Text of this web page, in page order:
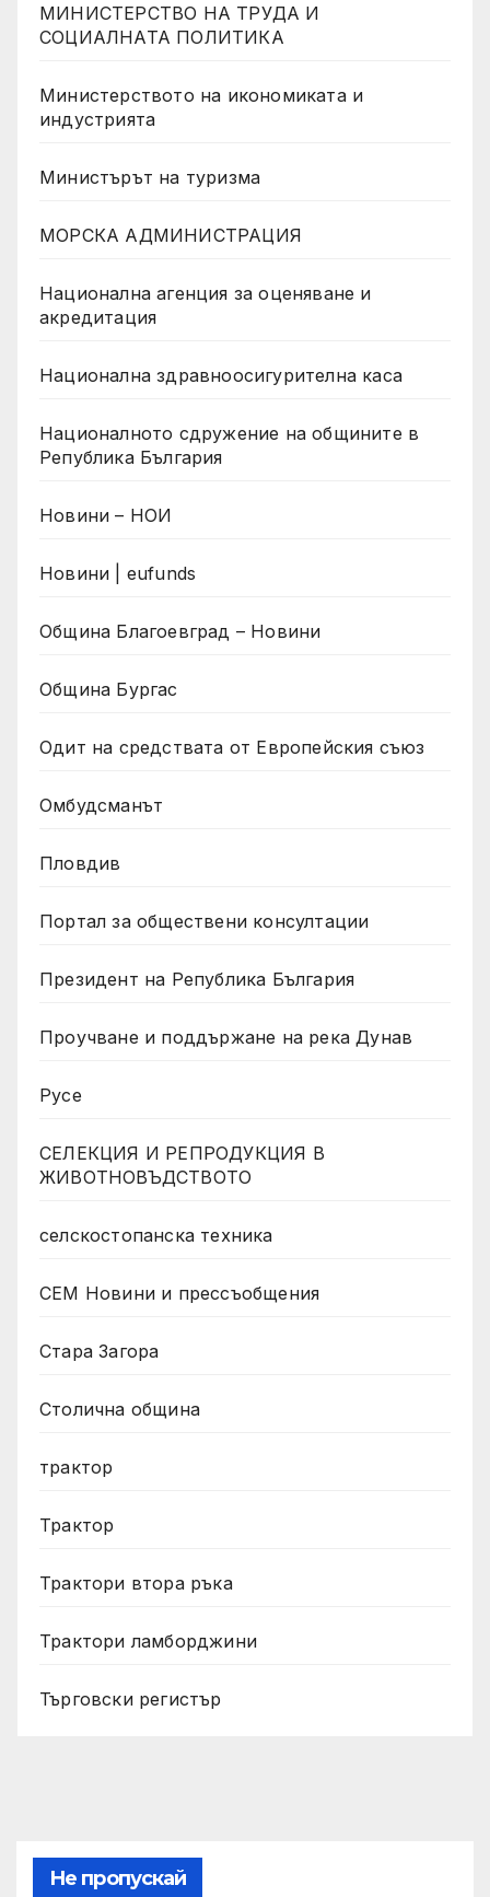
МИНИСТЕРСТВО НА ТРУДА И
СОЦИАЛНАТА ПОЛИТИКА
Министерството на икономиката и
индустрията
Министърът на туризма
МОРСКА АДМИНИСТРАЦИЯ
Национална агенция за оценяване и
акредитация
Национална здравноосигурителна каса
Националното сдружение на общините в
Република България
Новини – НОИ
Новини | eufunds
Община Благоевград – Новини
Община Бургас
Одит на средствата от Европейския съюз
Омбудсманът
Пловдив
Портал за обществени консултации
Президент на Република България
Проучване и поддържане на река Дунав
Русе
СЕЛЕКЦИЯ И РЕПРОДУКЦИЯ В
ЖИВОТНОВЪДСТВОТО
селскостопанска техника
СЕМ Новини и прессъобщения
Стара Загора
Столична община
трактор
Трактор
Трактори втора ръка
Трактори ламборджини
Търговски регистър
Не пропускай